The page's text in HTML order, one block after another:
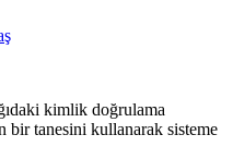
kimlik doğrulama
tanesini kullanarak sisteme